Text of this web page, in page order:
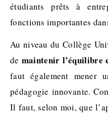
étudiants prêts à
fonctions importantes
Au niveau du Collège
de maintenir l’équilibre
faut également mener
pédagogie innovante.
Il faut, selon moi, que